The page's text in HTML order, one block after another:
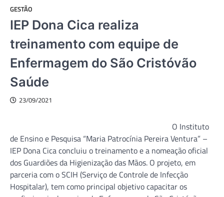
GESTÃO
IEP Dona Cica realiza
treinamento com equipe de
Enfermagem do São Cristóvão
Saúde
23/09/2021
O Instituto
de Ensino e Pesquisa “Maria Patrocínia Pereira Ventura” –
IEP Dona Cica concluiu o treinamento e a nomeação oficial
dos Guardiões da Higienização das Mãos. O projeto, em
parceria com o SCIH (Serviço de Controle de Infecção
Hospitalar), tem como principal objetivo capacitar os